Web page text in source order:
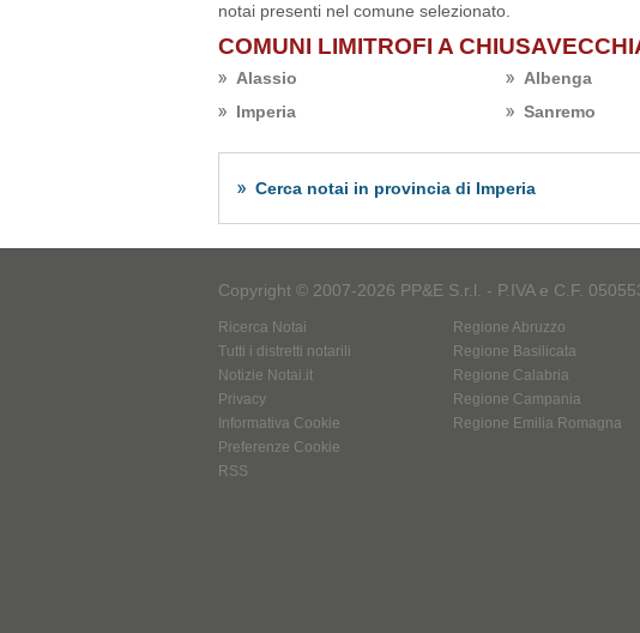
notai presenti nel comune selezionato.
COMUNI LIMITROFI A
Alassio Albenga
Imperia
Sanremo
Cerca notai in provincia di Imperia
Copyright © 2007-2026 PP&E S.r.l. - P.IVA e C.F.
Ricerca Notai
Tutti i distretti notarili
Notizie Notai.it
Privacy
Informativa Cookie
Preferenze Cookie
RSS
Regione Abruzzo
Regione Basilicata
Regione Calabria
Regione Campania
Regione Emilia Romagna